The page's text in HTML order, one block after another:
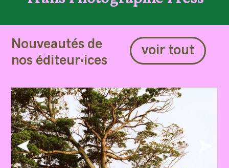
Nouveautés de
nos éditeur•ices
voir tout